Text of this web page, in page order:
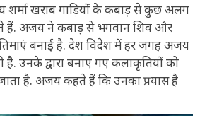
खराब गाड़ियों के कबाड़ से कुछ अलग
हैं. अजय ने कबाड़ से भगवान शिव और
बनाई है. देश विदेश में हर जगह अजय
है. उनके द्वारा बनाए गए कलाकृतियों को
है. अजय कहते हैं कि उनका प्रयास है